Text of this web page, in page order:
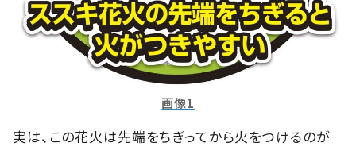
画像1
実は、この花火は先端をちぎってから火をつけるのが